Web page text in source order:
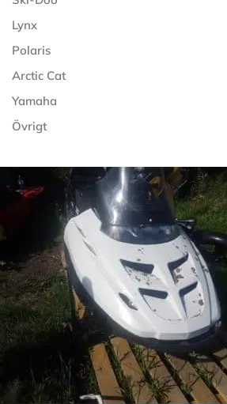
Lynx
Polaris
Arctic Cat
Yamaha
Övrigt